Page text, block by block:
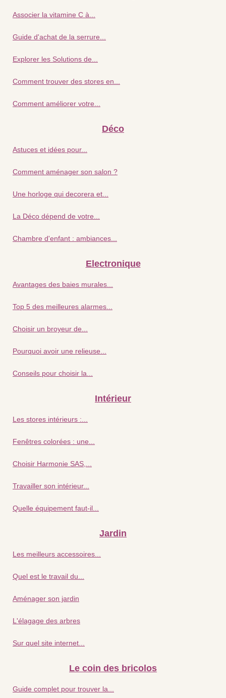
Associer la vitamine C à...
Guide d'achat de la serrure...
Explorer les Solutions de...
Comment trouver des stores en...
Comment améliorer votre...
Déco
Astuces et idées pour...
Comment aménager son salon ?
Une horloge qui decorera et...
La Déco dépend de votre...
Chambre d'enfant : ambiances...
Electronique
Avantages des baies murales...
Top 5 des meilleures alarmes...
Choisir un broyeur de...
Pourquoi avoir une relieuse...
Conseils pour choisir la...
Intérieur
Les stores intérieurs :...
Fenêtres colorées : une...
Choisir Harmonie SAS,...
Travailler son intérieur...
Quelle équipement faut-il...
Jardin
Les meilleurs accessoires...
Quel est le travail du...
Aménager son jardin
L'élagage des arbres
Sur quel site internet...
Le coin des bricolos
Guide complet pour trouver la...